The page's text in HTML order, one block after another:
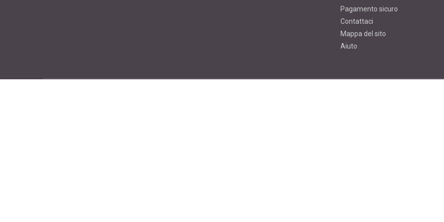
Pagamento sicuro
Contattaci
Mappa del sito
Aiuto